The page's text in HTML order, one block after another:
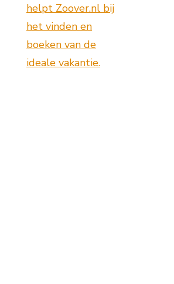
helpt Zoover.nl bij
het vinden en
boeken van de
ideale vakantie.